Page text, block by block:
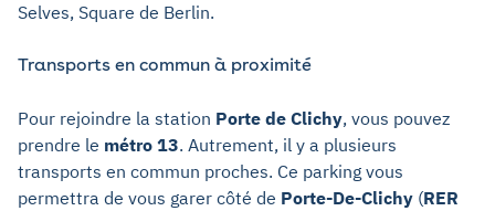
Selves, Square de Berlin.
Transports en commun à proximité
Pour rejoindre la station Porte de Clichy, vous pouvez
prendre le métro 13. Autrement, il y a plusieurs
transports en commun proches. Ce parking vous
permettra de vous garer côté de Porte-De-Clichy (RER